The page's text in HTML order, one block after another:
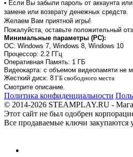
• Если Вы забыли пароль от аккаунта
замене или возврату денежных средств.
Желаем Вам приятной игры!
Пожалуйста, оставьте положительный
Минимальные параметры (PC):
OC: Windows 7, Windows 8, Windows 10
Процессор: 2.2 ГГц
Оперативная Память: 1 ГБ
Видеокарта: с объемом видеопамяти не
Жесткий диск: 8 ГБ свободного места
Смотрите описание.
Политика конфиденциальности
© 2014-2026 STEAMPLAY.RU -
Этот сайт не был одобрен
Все продаваемые ключи